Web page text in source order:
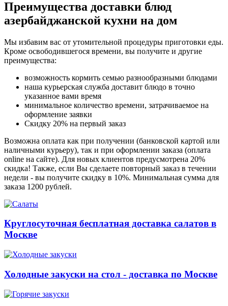
Преимущества доставки блюд
азербайджанской кухни на дом
Мы избавим вас от утомительной процедуры приготовки еды.
Кроме освободившегося времени, вы получите и другие
преимущества:
возможность кормить семью разнообразными блюдами
наша курьерская служба доставит блюдо в точно
указанное вами время
минимальное количество времени, затрачиваемое на
оформление заявки
Скидку 20% на первый заказ
Возможна оплата как при получении (банковской картой или
наличными курьеру), так и при оформлении заказа (оплата
online на сайте). Для новых клиентов предусмотрена 20%
скидка! Также, если Вы сделаете повторный заказ в течении
недели - вы получите скидку в 10%. Минимальная сумма для
заказа 1200 рублей.
Круглосуточная бесплатная доставка салатов в
Москве
Холодные закуски на стол - доставка по Москве